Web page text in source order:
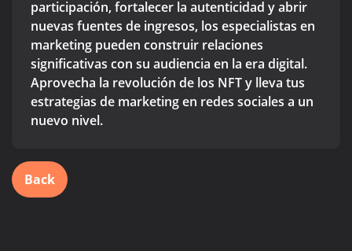
participación, fortalecer la autenticidad y abrir
nuevas fuentes de ingresos, los especialistas en
marketing pueden construir relaciones
significativas con su audiencia en la era digital.
Aprovecha la revolución de los NFT y lleva tus
estrategias de marketing en redes sociales a un
nuevo nivel.
Back